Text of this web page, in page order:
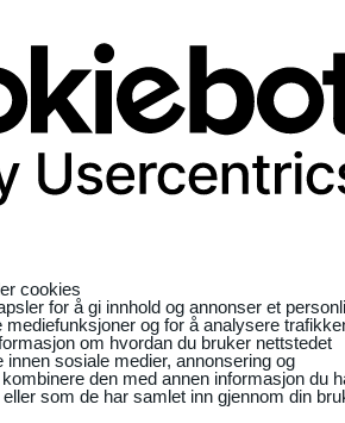
cookies
for å gi innhold og annonser et
mediefunksjoner og for å analysere
om hvordan du bruker nettstedet
sosiale medier, annonsering og
den med annen informasjon du
som de har samlet inn gjennom din